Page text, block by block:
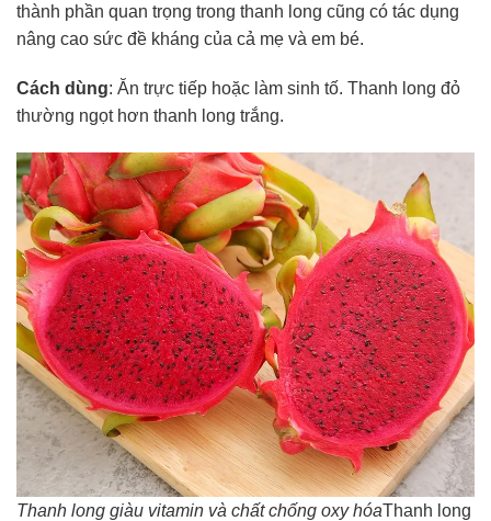
thành phần quan trọng trong thanh long cũng có tác dụng
nâng cao sức đề kháng của cả mẹ và em bé.
Cách dùng: Ăn trực tiếp hoặc làm sinh tố. Thanh long đỏ
thường ngọt hơn thanh long trắng.
Thanh long giàu vitamin và chất chống oxy hóaThanh long